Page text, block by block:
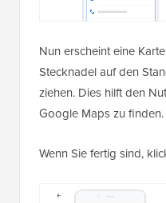
Nun erscheint eine
Stecknadel auf den
ziehen. Dies hilft den
Google Maps zu finden.
Wenn Sie fertig sind,